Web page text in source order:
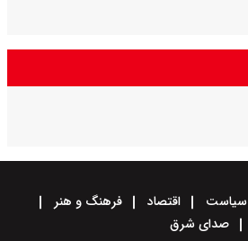
سیاست اقتصاد
فرهنگ و هنر
صدای شرق